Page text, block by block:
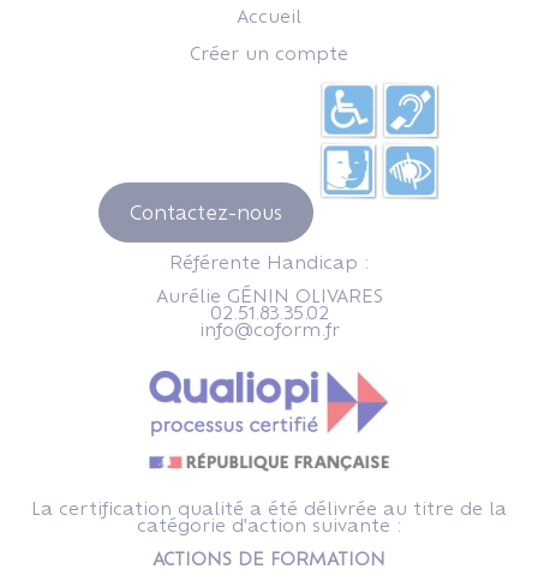
Accueil
Créer un compte
Contactez-nous
Référente Handicap :
Aurélie GÉNIN OLIVARES
02.51.83.35.02
info@coform.fr
La certification qualité a été délivrée au titre de la
catégorie d'action suivante :
ACTIONS DE FORMATION